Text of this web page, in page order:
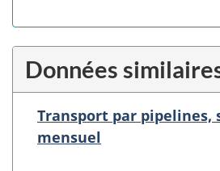
Données
Transport par pipelines,
mensuel